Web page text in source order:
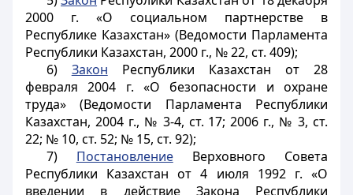
2000 г. «О социальном партнерстве в
Республике Казахстан» (Ведомости Парламента
Республики Казахстан, 2000 г., № 22, ст. 409);
6) Закон Республики Казахстан от 28
февраля 2004 г. «О безопасности и охране
труда» (Ведомости Парламента Республики
Казахстан, 2004 г., № 3-4, ст. 17; 2006 г., № 3, ст.
22; № 10, ст. 52; № 15, ст. 92);
7) ПостановлениеВерховного Совета
Республики Казахстан от 4 июля 1992 г. «О
введении в действие Закона Республики